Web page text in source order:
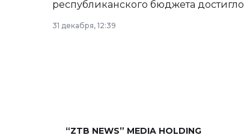
республиканского бюджета достигло
рекордных объемов.
31 декабря, 12:39
“ZTB NEWS” MEDIA HOLDING